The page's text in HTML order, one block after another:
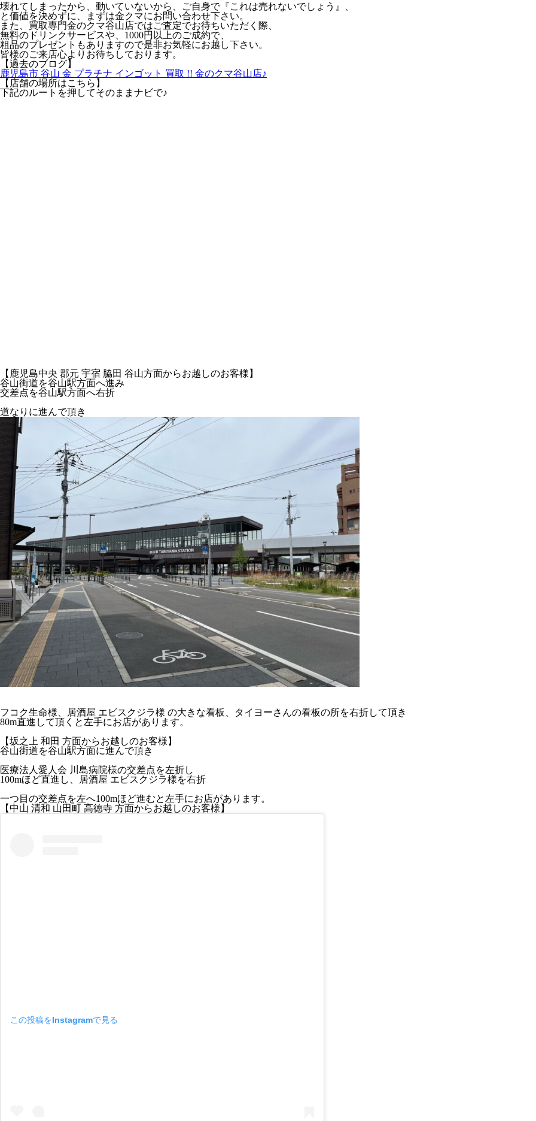
壊れてしまったから、動いていないから、ご自身で『これは売れないでしょう』、
と価値を決めずに、まずは金クマにお問い合わせ下さい。
また、買取専門金のクマ谷山店ではご査定でお待ちいただく際、
無料のドリンクサービスや、1000円以上のご成約で、
粗品のプレゼントもありますので是非お気軽にお越し下さい。
皆様のご来店心よりお待ちしております。
【過去のブログ】
鹿児島市 谷山 金 プラチナ インゴット 買取 !! 金のクマ谷山店♪
【店舗の場所はこちら】
下記のルートを押してそのままナビで♪
【鹿児島中央 郡元 宇宿 脇田 谷山方面からお越しのお客様】
谷山街道を谷山駅方面へ進み
交差点を谷山駅方面へ右折
道なりに進んで頂き
フコク生命様、 居酒屋 エビスクジラ様 の大きな看板、タイヨーさんの看板の所を右折して頂き
80m直進して頂くと左手にお店があります。
【坂之上 和田 方面からお越しのお客様】
谷山街道を谷山駅方面に進んで頂き
医療法人愛人会 川島病院様の交差点を左折し
100mほど直進 し、
居酒屋 エビスクジラ様を右折
一つ目の交差点を左へ100mほど進むと左手にお店があります。
【中山 清和 山田町 高徳寺 方面からお越しのお客様】
この投稿をInstagramで見る